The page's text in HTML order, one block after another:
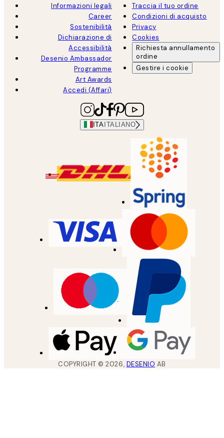
Informazioni legali
Career
Sostenibilità
Dichiarazione di
Accessibilità
Desenio Ambassador
Programme
Art Awards
Accedi (Affari)
Traccia il tuo ordine
Condizioni di acquisto
Privacy
Cookies
Richiesta annullamento
ordine
Gestire i cookie
ITA ITALIANO
COPYRIGHT ©2026, DESENIO AB